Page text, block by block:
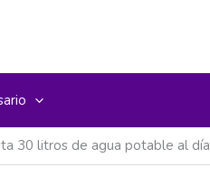
30 litros de agua potable al día